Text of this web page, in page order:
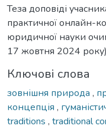
Теза доповіді
практичної онлайн-
юридичної науки
17 жовтня 2024 року)
Ключові слова
зовнішня природа ,
концепція ,
traditions , traditional